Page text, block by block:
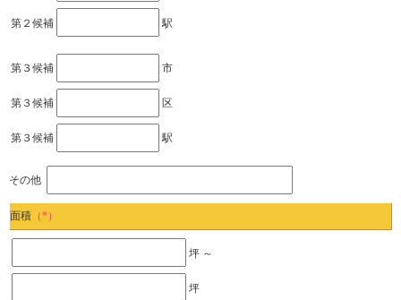
第２候補 駅
第３候補 市
第３候補 区
第３候補 駅
その他
面積 （*）
坪 ～
坪